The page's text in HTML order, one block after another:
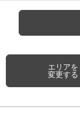
エリアを
変更する